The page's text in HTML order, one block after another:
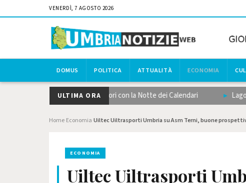
VENERDÌ, 7 AGOSTO 2026
DOMUS POLITICA ATTUALITÀ ECONOMIA
ULTIMA ORA
umbro scalda i motori con la Notte dei Calendari Lago
Home Economia Uiltec Uiltrasporti Umbria su Asm Terni, buone
ECONOMIA
Uiltec Uiltrasporti